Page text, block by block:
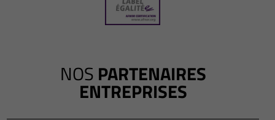
NOS PARTENAIRES
ENTREPRISES